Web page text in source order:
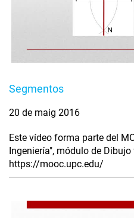
Segmentos
20 de maig 2016
Este vídeo forma parte del
Ingeniería", módulo de Dibujo
https://mooc.upc.edu/